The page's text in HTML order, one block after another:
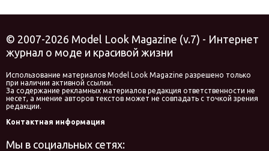
© 2007-2026 Model Look Magazine (v.7) - Интернет
журнал о моде и красивой жизни
Использование материалов Model Look Magazine разрешено только
при наличии активной ссылки.
За содержание рекламных материалов редакция ответственности не
несет, а мнение авторов текстов может не совпадать с точкой зрения
редакции.
Контактная информация
Мы в социальных сетях: